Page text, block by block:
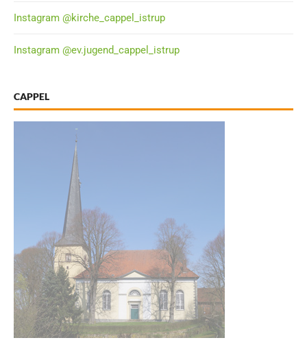
Instagram @kirche_cappel_istrup
Instagram @ev.jugend_cappel_istrup
CAPPEL